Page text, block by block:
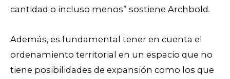
cantidad o incluso menos” sostiene Archbold.
Además, es fundamental tener en cuenta el
ordenamiento territorial en un espacio que no
tiene posibilidades de expansión como los que